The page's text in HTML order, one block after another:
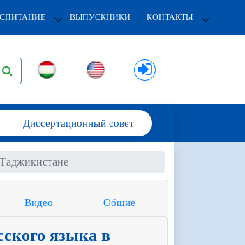
ВЫПУСКНИКИ КОНТАКТЫ
Диссертационный совет
Видео Общие
языка в